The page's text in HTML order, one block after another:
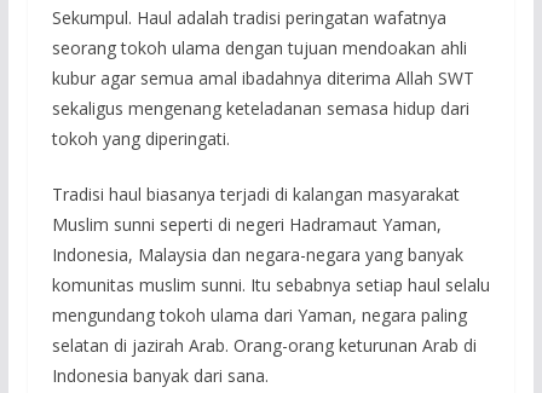
Sekumpul. Haul adalah tradisi peringatan wafatnya
seorang tokoh ulama dengan tujuan mendoakan ahli
kubur agar semua amal ibadahnya diterima Allah SWT
sekaligus mengenang keteladanan semasa hidup dari
tokoh yang diperingati.
Tradisi haul biasanya terjadi di kalangan masyarakat
Muslim sunni seperti di negeri Hadramaut Yaman,
Indonesia, Malaysia dan negara-negara yang banyak
komunitas muslim sunni. Itu sebabnya setiap haul selalu
mengundang tokoh ulama dari Yaman, negara paling
selatan di jazirah Arab. Orang-orang keturunan Arab di
Indonesia banyak dari sana.